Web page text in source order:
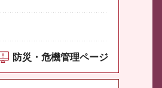
防災・危機管理ページ